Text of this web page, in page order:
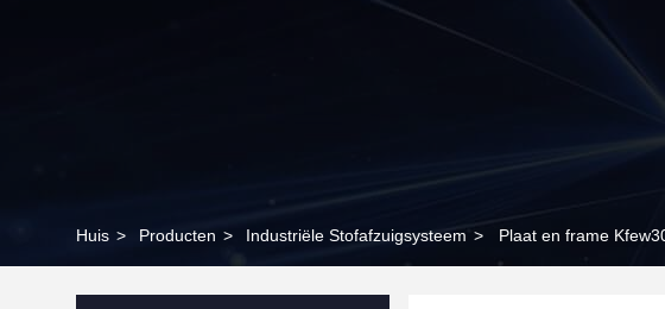
Huis > Producten > Industriële Stofafzuigsysteem > Plaat en frame